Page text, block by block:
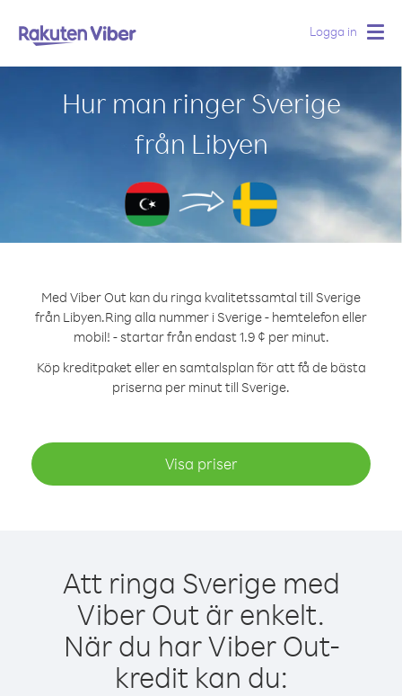
Logga in
Hur man ringer Sverige
från Libyen
Med Viber Out kan du ringa kvalitetssamtal till Sverige
från Libyen.Ring alla nummer i Sverige - hemtelefon eller
mobil! - startar från endast 1.9 ¢ per minut.
Köp kreditpaket eller en samtalsplan för att få de bästa
priserna per minut till Sverige.
Visa priser
Att ringa Sverige med
Viber Out är enkelt.
När du har Viber Out-
kredit kan du: